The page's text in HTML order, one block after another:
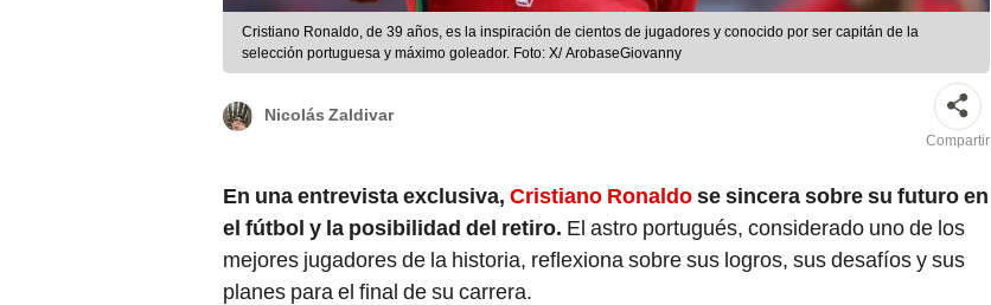
Cristiano Ronaldo, de 39 años, es la inspiración de cientos de jugadores y conocido por ser capitán de la
selección portuguesa y máximo goleador. Foto: X/ ArobaseGiovanny
Nicolás Zaldivar
Compartir
En una entrevista exclusiva, Cristiano Ronaldose sincera sobre su futuro en
el fútbol y la posibilidad del retiro. El astro portugués, considerado uno de los
mejores jugadores de la historia, reflexiona sobre sus logros, sus desafíos y sus
planes para el final de su carrera.